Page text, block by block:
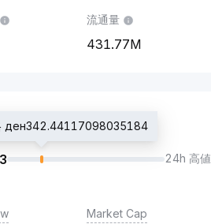
流通量
431.77M
ден342.44117098035184
24h 高値
Market Cap